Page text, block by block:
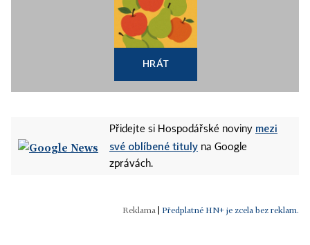
HRÁT
Přidejte si Hospodářské noviny mezi
své oblíbené tituly na Google
zprávách.
Předplatné HN+ je zcela bez reklam.